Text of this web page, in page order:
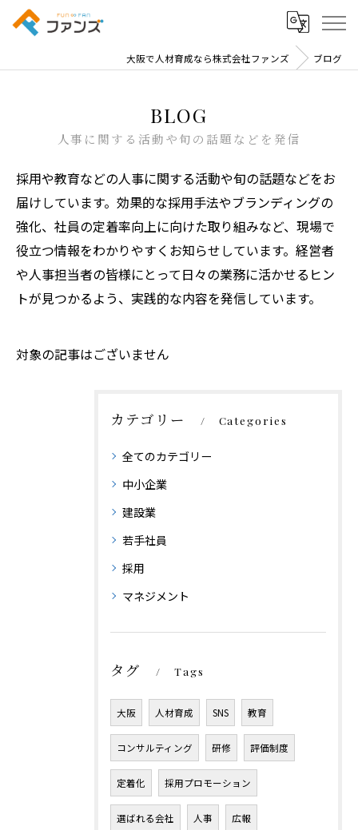
大阪で人材育成なら株式会社ファンズ ブログ
BLOG
人事に関する活動や旬の話題などを発信
採用や教育などの人事に関する活動や旬の話題などをお
届けしています。効果的な採用手法やブランディングの
強化、社員の定着率向上に向けた取り組みなど、現場で
役立つ情報をわかりやすくお知らせしています。経営者
や人事担当者の皆様にとって日々の業務に活かせるヒン
トが見つかるよう、実践的な内容を発信しています。
対象の記事はございません
カテゴリー Categories
全てのカテゴリー
中小企業
建設業
若手社員
採用
マネジメント
タグ Tags
大阪 人材育成 SNS 教育
コンサルティング 研修 評価制度
定着化 採用プロモーション
選ばれる会社 人事 広報